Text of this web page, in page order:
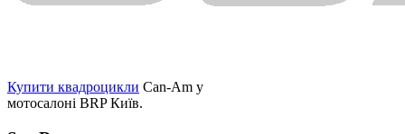
Купити квадроцикли Can-Am у
мотосалоні BRP Київ.